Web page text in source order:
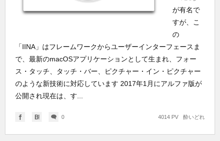
が有名で
すが、こ
の
「IINA」はフレームワークからユーザーインターフェースま
で、最新のmacOSアプリケーションとして生まれ、フォー
ス・タッチ、タッチ・バー、ピクチャー・イン・ピクチャー
のような新技術に対応しています 2017年1月にアルファ版が
公開され現在は、す...
0 酔いどれ
4014 PV